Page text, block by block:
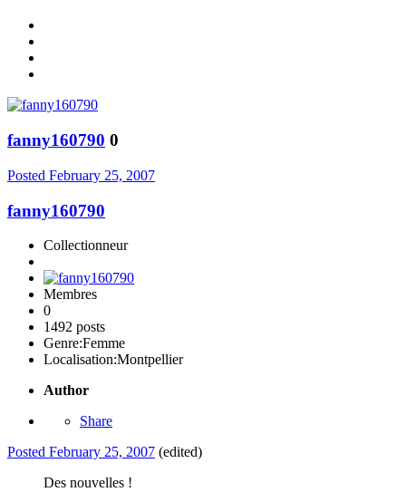
fanny160790 0
Posted February 25, 2007
fanny160790
Collectionneur
Membres
0
1492 posts
Genre:Femme
Localisation:Montpellier
Author
Share
Posted February 25, 2007 (edited)
Des nouvelles !